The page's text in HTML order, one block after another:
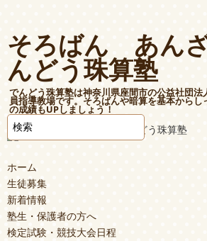
そろばん あん
んどう珠算塾
でんどう珠算塾は神奈川県座間市の公益社団法
員指導教場です。そろばんや暗算を基本から
の成績もUPしましょう！
ホーム
生徒募集
新着情報
塾生・保護者の方へ
検定試験・競技大会日程